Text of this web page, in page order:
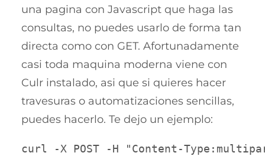
una pagina con Javascript que haga las
consultas, no puedes usarlo de forma tan
directa como con GET. Afortunadamente
casi toda maquina moderna viene con
Culr instalado, asi que si quieres hacer
travesuras o automatizaciones sencillas,
puedes hacerlo. Te dejo un ejemplo:
curl -X POST -H "Content-